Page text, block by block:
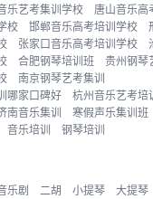
乐艺考集训学校
唐山音乐高
校
邯郸音乐高考培训学校
张家口音乐高考培训学校
合肥钢琴培训班
贵州钢琴
南京钢琴艺考集训
哪家口碑好
杭州音乐艺考培
南音乐集训 寒假声乐集训班
音乐培训 钢琴培训
乐剧 二胡 小提琴 大提琴